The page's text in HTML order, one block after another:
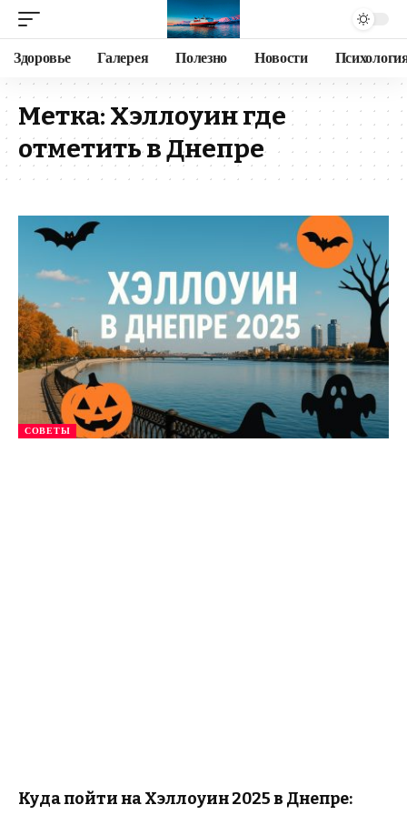
Здоровье Галерея Полезно Новости
Метка: Хэллоуин где
отметить в Днепре
СОВЕТЫ
Куда пойти на Хэллоуин 2025 в Днепре: